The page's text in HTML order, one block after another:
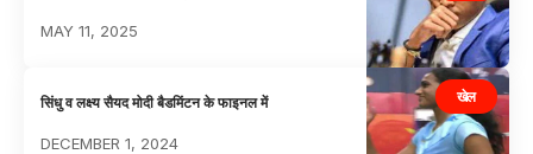
MAY 11, 2025
खेल
सिंधु व लक्ष्य सैयद मोदी बैडमिंटन के फाइनल में
DECEMBER 1, 2024